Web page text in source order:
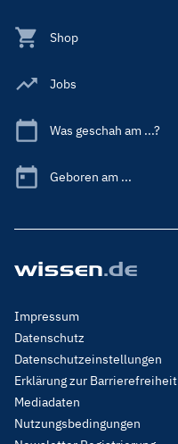
Shop
Jobs
Was geschah am ...?
Geboren am ...
Footer
Menu
Legal
Impressum
Datenschutz
Datenschutzeinstellungen
Erklärung zur Barrierefreiheit
Mediadaten
Nutzungsbedingungen